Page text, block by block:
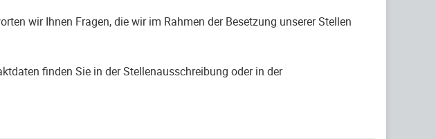
wir Ihnen Fragen, die wir im Rahmen der Besetzung unserer Stellen
finden Sie in der Stellenausschreibung oder in der